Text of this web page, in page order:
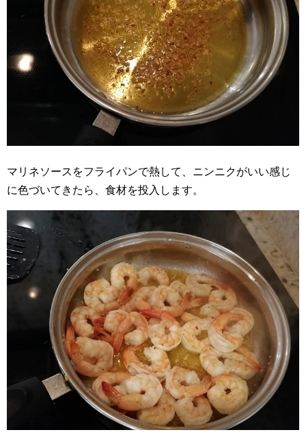
マリネソースをフライパンで熱して、ニンニクがいい感じ
に色づいてきたら、食材を投入します。